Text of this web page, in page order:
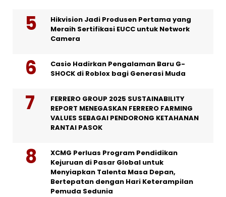
Hikvision Jadi Produsen Pertama yang
Meraih Sertifikasi EUCC untuk Network
Camera
Casio Hadirkan Pengalaman Baru G-
SHOCK di Roblox bagi Generasi Muda
FERRERO GROUP 2025 SUSTAINABILITY
REPORT MENEGASKAN FERRERO FARMING
VALUES SEBAGAI PENDORONG KETAHANAN
RANTAI PASOK
XCMG Perluas Program Pendidikan
Kejuruan di Pasar Global untuk
Menyiapkan Talenta Masa Depan,
Bertepatan dengan Hari Keterampilan
Pemuda Sedunia